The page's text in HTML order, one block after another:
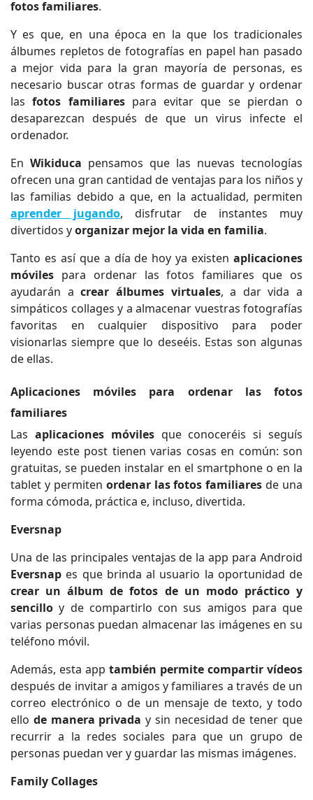
fotos familiares.
Y es que, en una época en la que los tradicionales
álbumes repletos de fotografías en papel han pasado
a mejor vida para la gran mayoría de personas, es
necesario buscar otras formas de guardar y ordenar
lasfotos familiarespara evitar que se pierdan o
desaparezcan después de que un virus infecte el
ordenador.
En Wikiduca pensamos que las nuevas tecnologías
ofrecen una gran cantidad de ventajas para los niños y
las familias debido a que, en la actualidad, permiten
aprender jugando, disfrutar de instantes muy
divertidos yorganizar mejor la vida en familia.
Tanto es así que a día de hoy ya existen aplicaciones
móviles para ordenar las fotos familiares que os
ayudarán acrear álbumes virtuales, a dar vida a
simpáticos collages y a almacenar vuestras fotografías
favoritas en cualquier dispositivo para poder
visionarlas siempre que lo deseéis. Estas son algunas
de ellas.
Aplicaciones móviles para ordenar las fotos
familiares
Las aplicaciones móvilesque conoceréis si seguís
leyendo este post tienen varias cosas en común: son
gratuitas, se pueden instalar en el smartphone o en la
tablet y permiten ordenar las fotos familiaresde una
forma cómoda, práctica e, incluso, divertida.
Eversnap
Una de las principales ventajas de la app para Android
Eversnap es que brinda al usuario la oportunidad de
crear un álbum de fotos de un modo práctico y
sencillo y de compartirlo con sus amigos para que
varias personas puedan almacenar las imágenes en su
teléfono móvil.
Además, esta app también permite compartir vídeos
después de invitar a amigos y familiares a través de un
correo electrónico o de un mensaje de texto, y todo
ello de manera privada y sin necesidad de tener que
recurrir a la redes sociales para que un grupo de
personas puedan ver y guardar las mismas imágenes.
Family Collages